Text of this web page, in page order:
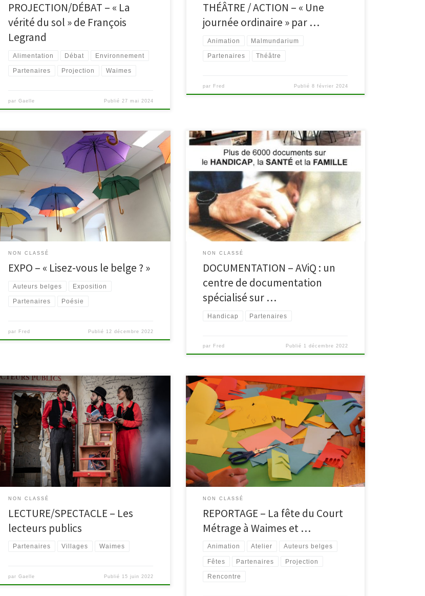
PROJECTION/DÉBAT – « La
vérité du sol » de François
Legrand
Alimentation Débat Environnement
Partenaires Projection Waimes
parGaelle Publié 27 mai 2024
THÉÂTRE / ACTION – « Une
journée ordinaire » par …
Animation Malmundarium
Partenaires Théâtre
par Fred Publié 8 février 2024
Découvrez l’exposition » Lisez-vous le belge ? » à la
bibliothèque de Malmedy jusqu’au 14 janvier 2023.
Elle vient en complément à la campagne du même
nom qui a lieu en novembre et qui a pour objectif de
promouvoir le livre belge francophone en Fédération
Wallonie-Bruxelles. Coordonnée par le Pilen, […]
NON CLASSÉ
EXPO – « Lisez-vous le belge ? »
Auteurs belges Exposition
Partenaires Poésie
par Fred Publié 12 décembre 2022
Le centre de documentation de l’AVIQ est une
bibliothèque spécialisée sur le handicap, la santé et la
famille. Plus de 6000 livres, dvd, littérature jeunesse
qui parlent de handicap, de maladie, de différence.
Pour consulter le catalogue en ligne, cliquez ICI. Le
catalogue « Au-delà de nos différences 2023 » vient
d’être publié […]
NON CLASSÉ
DOCUMENTATION – AViQ : un
centre de documentation
spécialisé sur …
Handicap Partenaires
par Fred Publié 1 décembre 2022
Rendez-vous au Festival Couleur du Monde pour venir
découvrir Les lecteurs Publics le dimanche 26 juin, à 13
& 15h30. Equipés d’une simple mallette ou de leur
meuble mobile les lecteurs de la Compagnie des
Bonimenteurs useront de tous les moyens possibles
pour atteindre leur but : donner une voix aux […]
NON CLASSÉ
LECTURE/SPECTACLE – Les
lecteurs publics
Partenaires Villages Waimes
parGaelle Publié 15 juin 2022
La première édition de la Fête du Court Métrage
(anciennement Le Jour le Plus Court) s’est déroulée
du 16 au 22 mars 2022 partout en Fédération
Wallonie-Bruxelles. Le but ? Faciliter l’accès à de
grands films courts pour faire découvrir ou redécouvrir
le court métrage que ce soit dans les […]
NON CLASSÉ
REPORTAGE – La fête du Court
Métrage à Waimes et …
Animation Atelier Auteurs belges
Fêtes Partenaires Projection
Rencontre